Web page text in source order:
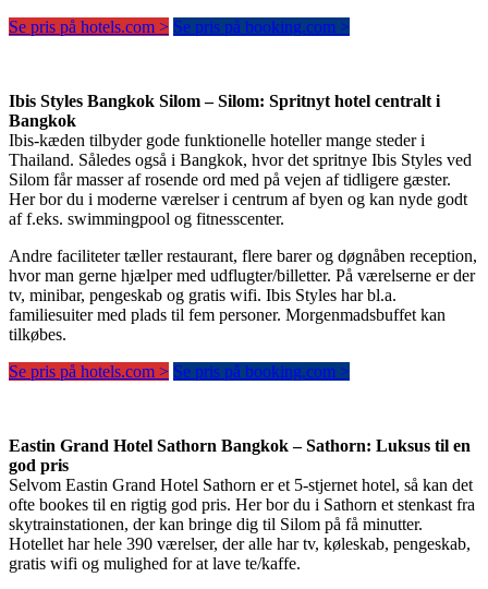
Se pris på hotels.com > Se pris på booking.com >
Ibis Styles Bangkok Silom – Silom: Spritnyt hotel centralt i
Bangkok
Ibis-kæden tilbyder gode funktionelle hoteller mange steder i
Thailand. Således også i Bangkok, hvor det spritnye Ibis Styles ved
Silom får masser af rosende ord med på vejen af tidligere gæster.
Her bor du i moderne værelser i centrum af byen og kan nyde godt
af f.eks. swimmingpool og fitnesscenter.
Andre faciliteter tæller restaurant, flere barer og døgnåben reception,
hvor man gerne hjælper med udflugter/billetter. På værelserne er der
tv, minibar, pengeskab og gratis wifi. Ibis Styles har bl.a.
familiesuiter med plads til fem personer. Morgenmadsbuffet kan
tilkøbes.
Se pris på hotels.com > Se pris på booking.com >
Eastin Grand Hotel Sathorn Bangkok – Sathorn: Luksus til en
god pris
Selvom Eastin Grand Hotel Sathorn er et 5-stjernet hotel, så kan det
ofte bookes til en rigtig god pris. Her bor du i Sathorn et stenkast fra
skytrainstationen, der kan bringe dig til Silom på få minutter.
Hotellet har hele 390 værelser, der alle har tv, køleskab, pengeskab,
gratis wifi og mulighed for at lave te/kaffe.